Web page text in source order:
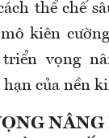
thể chế
kiên
vọng
của nền